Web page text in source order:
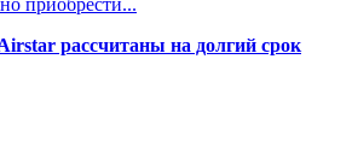
приобрести...
рассчитаны на долгий срок